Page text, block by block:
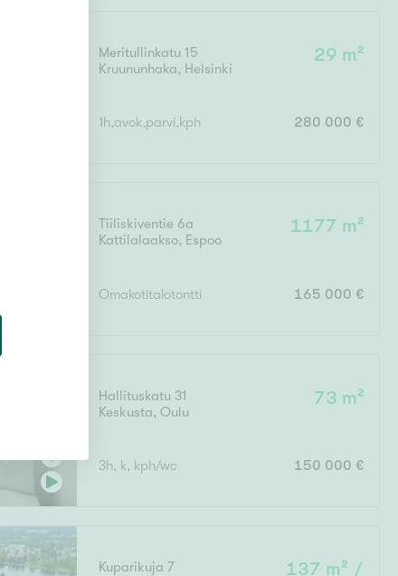
Meritullinkatu 15
Kruununhaka, Helsinki
29 m²
1h,avok,parvi,kph 280 000 €
Tiiliskiventie 6a
Kattilalaakso, Espoo
1177 m²
Omakotitalotontti 165 000 €
Hallituskatu 31
Keskusta, Oulu
73 m²
3h, k, kph/wc 150 000 €
Kuparikuja 7
137 m² /